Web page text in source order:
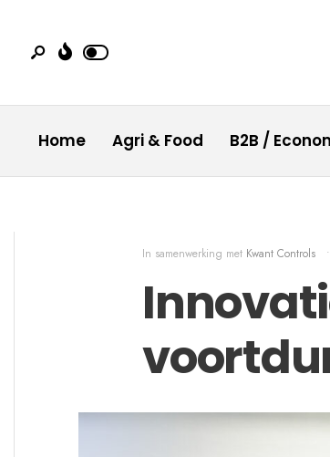
Home Agri & Food B2B /
In samenwerking met Kwant Controls •